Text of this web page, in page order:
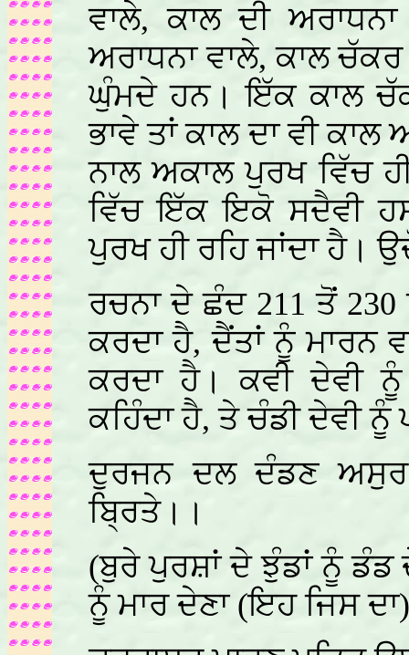
ਵਾਲੇ, ਕਾਲ ਦੀ
ਅਰਾਧਨਾ ਵਾਲੇ, ਕਾਲ
ਘੁੰਮਦੇ ਹਨ। ਇੱਕ ਕਾਲ
ਭਾਵੇ ਤਾਂ ਕਾਲ ਦਾ ਵੀ
ਨਾਲ ਅਕਾਲ ਪੁਰਖ ਵਿੱਚ
ਵਿੱਚ ਇੱਕ ਇਕੋ ਸਦੈਵੀ
ਪੁਰਖ ਹੀ ਰਹਿ ਜਾਂਦਾ ਹੈ।
ਰਚਨਾ ਦੇ ਛੰਦ 211 ਤੋਂ 230
ਕਰਦਾ ਹੈ, ਦੈਂਤਾਂ ਨੂੰ ਮਾਰਨ
ਕਰਦਾ ਹੈ। ਕਵੀ ਦੇਵੀ ਨੂੰ
ਕਹਿੰਦਾ ਹੈ, ਤੇ ਚੰਡੀ ਦੇਵੀ
ਦੁਰਜਨ ਦਲ ਦੰਡਣ
ਬ੍ਰਿਤੇ।।
(ਬੁਰੇ ਪੁਰਸ਼ਾਂ ਦੇ ਝੁੰਡਾਂ ਨੂੰ ਡੰਡ
ਨੂੰ ਮਾਰ ਦੇਣਾ (ਇਹ ਜਿਸ